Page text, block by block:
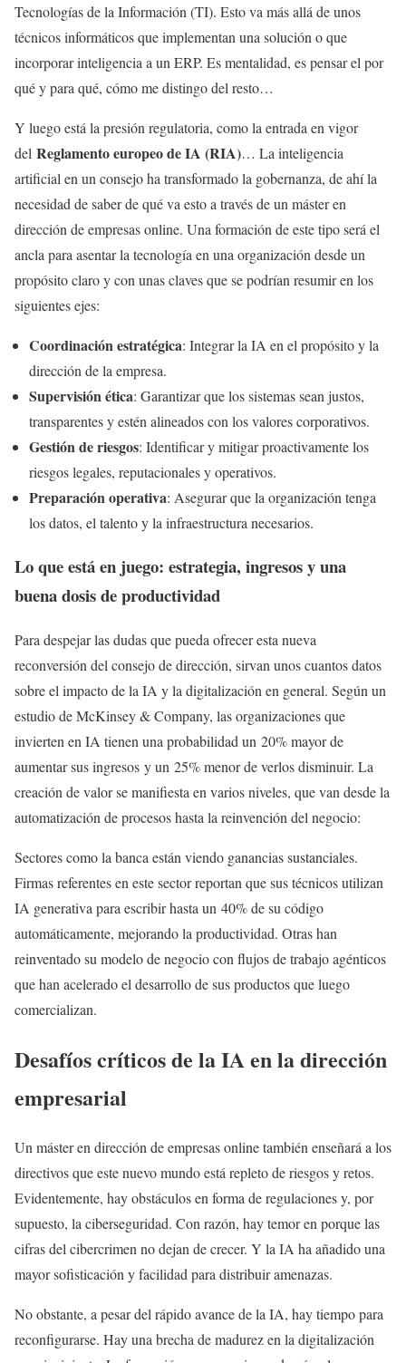
Tecnologías de la Información (TI). Esto va más allá de unos
técnicos informáticos que implementan una solución o que
incorporar inteligencia a un ERP. Es mentalidad, es pensar el por
qué y para qué, cómo me distingo del resto…
Y luego está la presión regulatoria, como la entrada en vigor
del Reglamento europeo de IA (RIA)… La inteligencia
artificial en un consejo ha transformado la gobernanza, de ahí la
necesidad de saber de qué va esto a través de un máster en
dirección de empresas online. Una formación de este tipo será el
ancla para asentar la tecnología en una organización desde un
propósito claro y con unas claves que se podrían resumir en los
siguientes ejes:
Coordinación estratégica: Integrar la IA en el propósito y la
dirección de la empresa.
Supervisión ética: Garantizar que los sistemas sean justos,
transparentes y estén alineados con los valores corporativos.
Gestión de riesgos: Identificar y mitigar proactivamente los
riesgos legales, reputacionales y operativos.
Preparación operativa: Asegurar que la organización tenga
los datos, el talento y la infraestructura necesarios.
Lo que está en juego: estrategia, ingresos y una
buena dosis de productividad
Para despejar las dudas que pueda ofrecer esta nueva
reconversión del consejo de dirección, sirvan unos cuantos datos
sobre el impacto de la IA y la digitalización en general. Según un
estudio de McKinsey & Company, las organizaciones que
invierten en IA tienen una probabilidad un 20% mayor de
aumentar sus ingresos y un 25% menor de verlos disminuir. La
creación de valor se manifiesta en varios niveles, que van desde la
automatización de procesos hasta la reinvención del negocio:
Sectores como la banca están viendo ganancias sustanciales.
Firmas referentes en este sector reportan que sus técnicos utilizan
IA generativa para escribir hasta un 40% de su código
automáticamente, mejorando la productividad. Otras han
reinventado su modelo de negocio con flujos de trabajo agénticos
que han acelerado el desarrollo de sus productos que luego
comercializan.
Desafíos críticos de la IA en la dirección
empresarial
Un máster en dirección de empresas online también enseñará a los
directivos que este nuevo mundo está repleto de riesgos y retos.
Evidentemente, hay obstáculos en forma de regulaciones y, por
supuesto, la ciberseguridad. Con razón, hay temor en porque las
cifras del cibercrimen no dejan de crecer. Y la IA ha añadido una
mayor sofisticación y facilidad para distribuir amenazas.
No obstante, a pesar del rápido avance de la IA, hay tiempo para
reconfigurarse. Hay una brecha de madurez en la digitalización